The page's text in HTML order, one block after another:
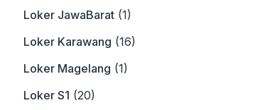
Loker JawaBarat (1)
Loker Karawang (16)
Loker Magelang (1)
Loker S1 (20)